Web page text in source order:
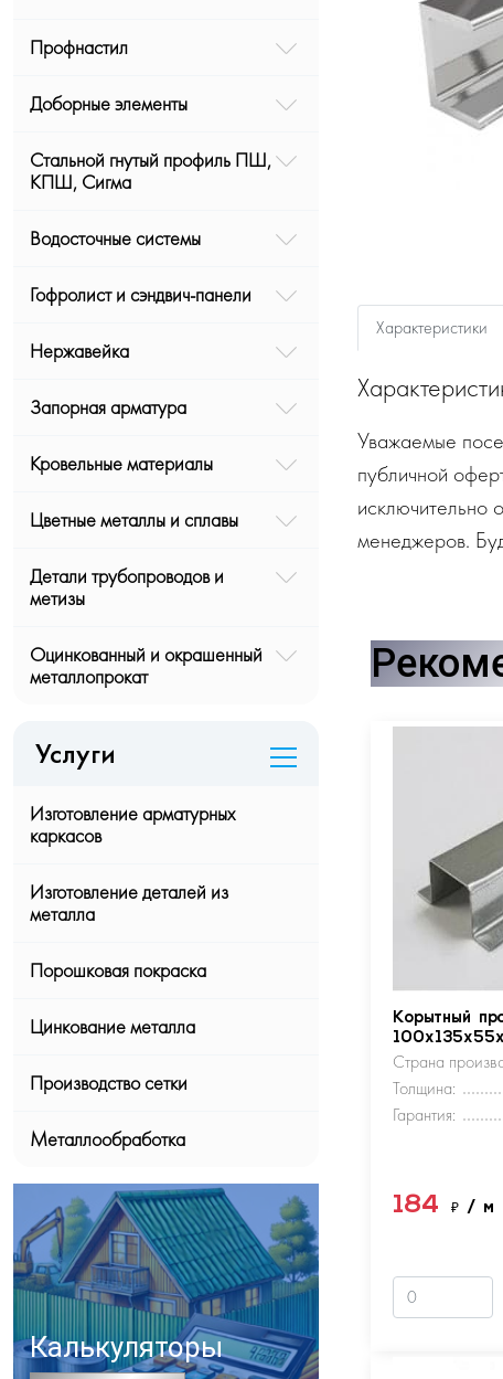
Профнастил
Доборные элементы
Стальной гнутый профиль ПШ,
КПШ, Сигма
Водосточные системы
Гофролист и сэндвич-панели
Нержавейка
Запорная арматура
Кровельные материалы
Цветные металлы и сплавы
Детали трубопроводов и
метизы
Оцинкованный и окрашенный
металлопрокат
Услуги
Изготовление арматурных
каркасов
Изготовление деталей из
металла
Порошковая покраска
Цинкование металла
Производство сетки
Металлообработка
Калькуляторы
Характеристики
Уважаемые
публичной
исключительно
менеджеров.
Корытный
Страна
Толщина:
Гарантия:
184₽/ м